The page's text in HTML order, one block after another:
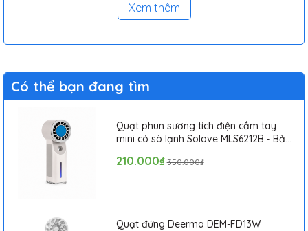
Xem thêm
Có thể bạn đang tìm
Quạt phun sương tích điện cầm tay
mini có sò lạnh Solove MLS6212B - Bảo
210.000₫ 350.000₫
Quạt đứng Deerma DEM-FD13W